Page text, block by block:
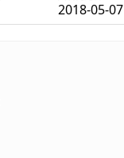
2018-05-07